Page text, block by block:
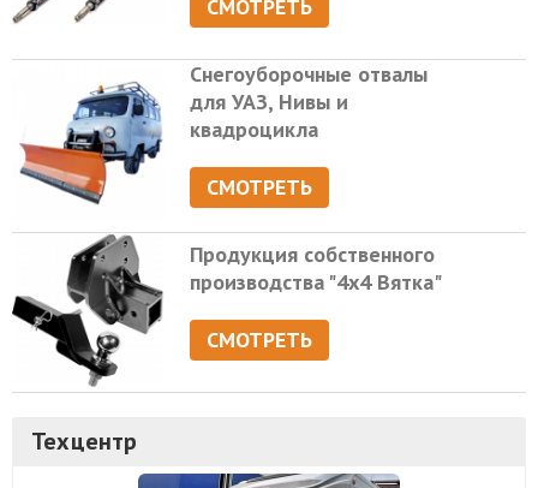
СМОТРЕТЬ
Снегоуборочные отвалы
для УАЗ, Нивы и
квадроцикла
СМОТРЕТЬ
Продукция собственного
производства "4х4 Вятка"
СМОТРЕТЬ
Техцентр